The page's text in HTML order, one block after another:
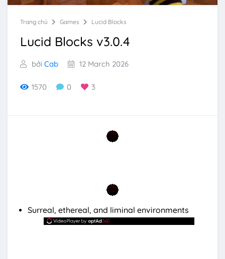
Trang chủ Games Lucid Blocks
Lucid Blocks v3.0.4
bởi Cab 12 March 2026
1570 0 3
Surreal, ethereal, and liminal environments